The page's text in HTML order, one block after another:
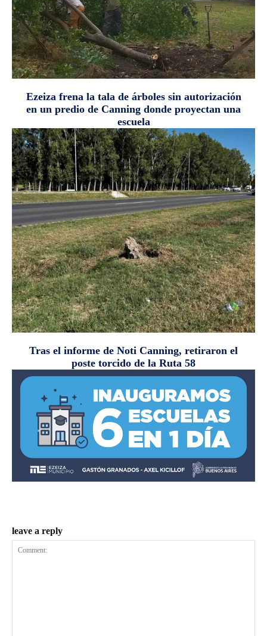
Ezeiza frena la tala de árboles sin autorización
en un predio de Canning donde proyectan una
escuela
Tras el informe de Noti Canning, retiraron el
poste torcido de la Ruta 58
leave a reply